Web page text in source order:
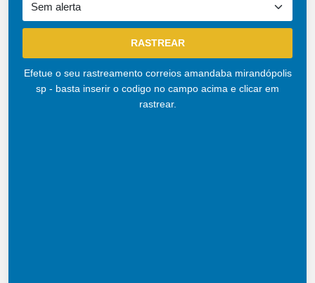
Efetue o seu rastreamento correios amandaba mirandópolis
sp - basta inserir o codigo no campo acima e clicar em
rastrear.